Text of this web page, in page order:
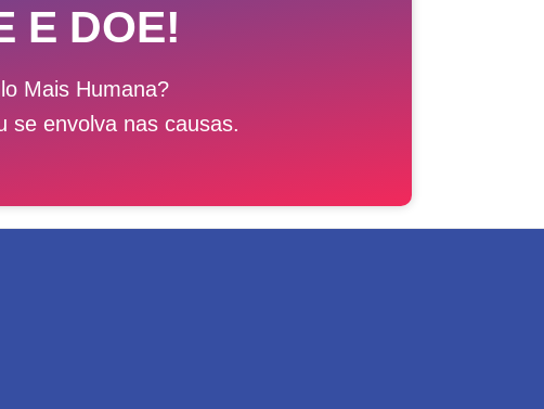
E DOE!
Mais Humana?
se envolva nas causas.